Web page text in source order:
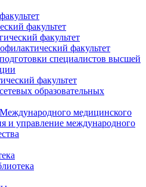
факультет
факультет
факультет
специалистов высшей
факультет
образовательных
медицинского
и управление международного